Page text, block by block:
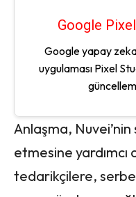
Google
Google yapay
uygulaması Pixel
Anlaşma, Nuvei’nin
etmesine yardımcı
tedarikçilere,